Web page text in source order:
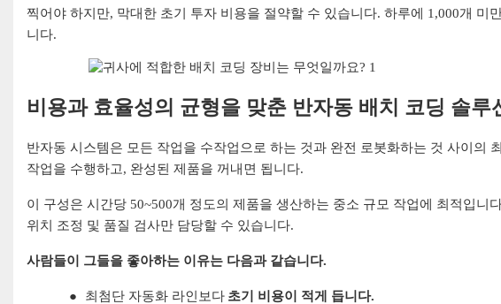
찍어야 하지만, 막대한 초기 투자 비용을 절약할 수 있습니다. 하루에 1,000개
니다.
비용과 효율성의 균형을 맞춘 반자동 배치 코딩 솔루
반자동 시스템은 모든 작업을 수작업으로 하는 것과 완전 로봇화하는 것 사이의
작업을 수행하고, 완성된 제품을 꺼내면 됩니다.
이 구성은 시간당 50~500개 정도의 제품을 생산하는 중소 규모 작업에 최적입
위치 조정 및 품질 검사만 담당할 수 있습니다.
사람들이 그들을 좋아하는 이유는 다음과 같습니다.
● 최첨단 자동화 라인보다 초기 비용이 적게 듭니다.